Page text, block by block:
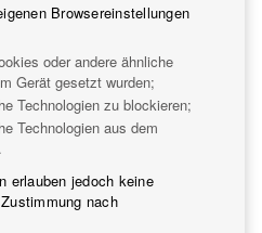
Browsereinstellungen
oder andere ähnliche
Gerät gesetzt wurden;
Technologien zu blockieren;
Technologien aus dem
erlauben jedoch keine
nach